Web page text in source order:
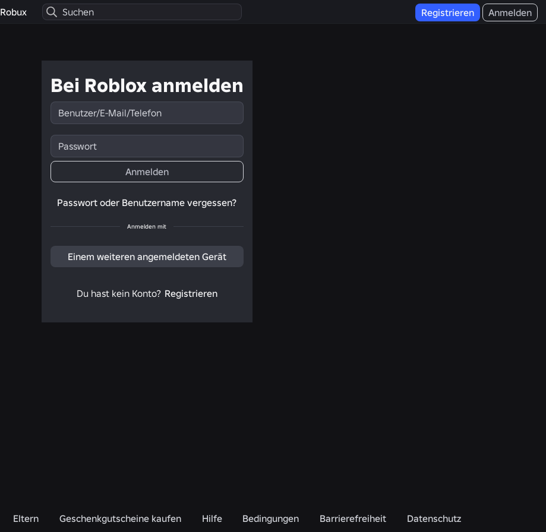
Robux Registrieren Anmelden
Bei Roblox anmelden
Benutzer/E-
Mail/Telefon
Passwort
Anmelden
Passwort oder Benutzername vergessen?
Anmelden mit
Einem weiteren angemeldeten Gerät
Du hast kein Konto? Registrieren
Eltern Geschenkgutscheine kaufen Hilfe Bedingungen Barrierefreiheit Datenschutz